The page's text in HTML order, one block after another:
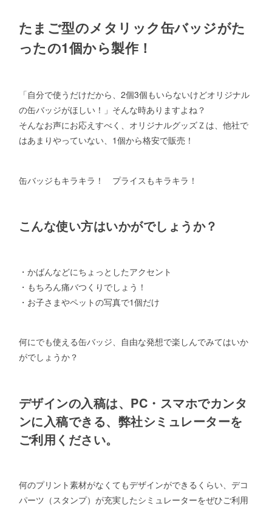
たまご型のメタリック缶バッジがた
ったの1個から製作！
「自分で使うだけだから、2個3個もいらないけどオリジナル
の缶バッジがほしい！」そんな時ありますよね？
そんなお声にお応えすべく、オリジナルグッズＺは、他社で
はあまりやっていない、1個から格安で販売！
缶バッジもキラキラ！ プライスもキラキラ！
こんな使い方はいかがでしょうか？
・かばんなどにちょっとしたアクセント
・もちろん痛バつくりでしょう！
・お子さまやペットの写真で1個だけ
何にでも使える缶バッジ、自由な発想で楽しんでみてはいか
がでしょうか？
デザインの入稿は、PC・スマホでカンタ
ンに入稿できる、弊社シミュレーターを
ご利用ください。
何のプリント素材がなくてもデザインができるくらい、デコ
パーツ（スタンプ）が充実したシミュレーターをぜひご利用